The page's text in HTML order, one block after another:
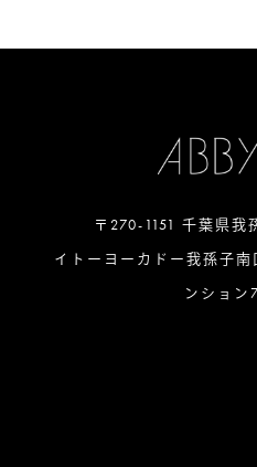
〒270-1151 千葉県我
イトーヨーカドー我孫子
ンション